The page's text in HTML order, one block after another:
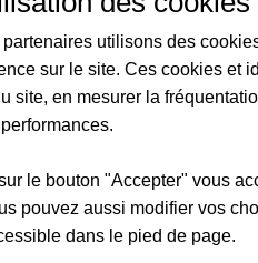
partenaires utilisons des
sur le site. Ces cookies et
site, en mesurer la
le bouton "Accepter" vous
pouvez aussi modifier vos
dans le pied de page.